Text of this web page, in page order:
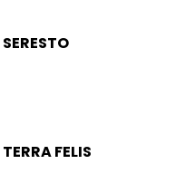
SERESTO
TERRA FELIS